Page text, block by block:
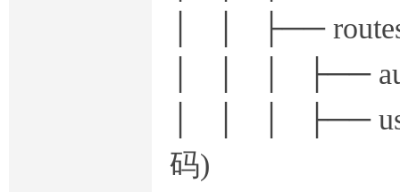
│ │ ├──
│ │ │ ├──
│ │ │ ├──
码)